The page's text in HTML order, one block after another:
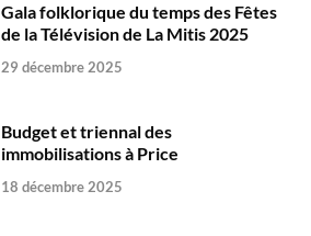
Gala folklorique du temps des Fêtes
de la Télévision de La Mitis 2025
29 décembre 2025
Budget et triennal des
immobilisations à Price
18 décembre 2025